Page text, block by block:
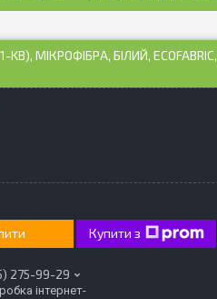
МІКРОФІБРА, БІЛИЙ, ECOFABRIC,
Купити з
275-99-29
інтернет-